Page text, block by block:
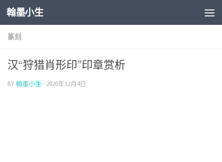
Skip to content
翰墨小生
篆刻
汉“狩猎肖形印”印章赏析
BY翰墨小生 · 2020年12月4日